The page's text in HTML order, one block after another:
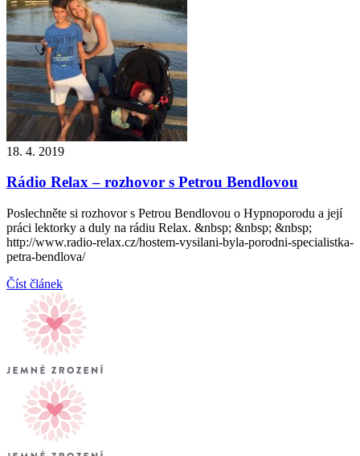
18. 4. 2019
Rádio Relax – rozhovor s Petrou Bendlovou
Poslechněte si rozhovor s Petrou Bendlovou o Hypnoporodu a její
práci lektorky a duly na rádiu Relax. &nbsp; &nbsp; &nbsp;
http://www.radio-relax.cz/hostem-vysilani-byla-porodni-specialistka-
petra-bendlova/
Číst článek